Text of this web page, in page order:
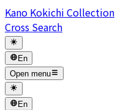
Kano Kokichi Collection
Cross Search
En
Open menu
En